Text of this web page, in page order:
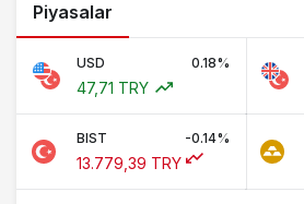
Piyasalar
USD 0.18%
47,71 TRY
BIST -0.14%
13.779,39 TRY